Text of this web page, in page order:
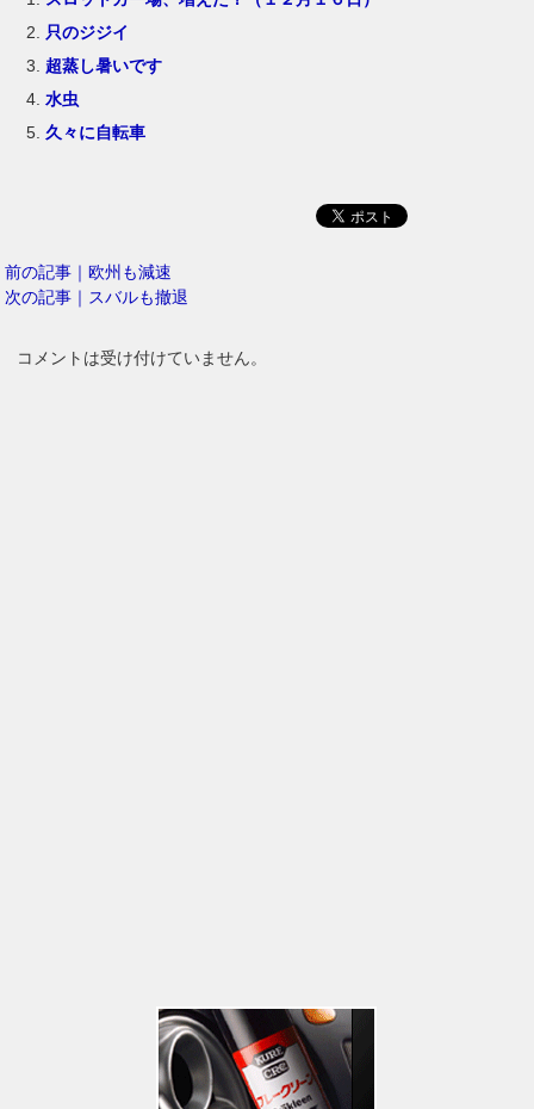
只のジジイ
超蒸し暑いです
水虫
久々に自転車
前の記事｜欧州も減速
次の記事｜スバルも撤退
コメントは受け付けていません。